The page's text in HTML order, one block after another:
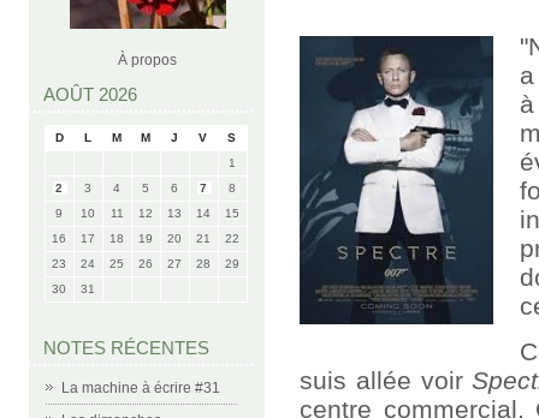
À propos
AOÛT 2026
D L M M J V
S
1
2
3 4 5 6 7
8
9
10 11 12 13 14
15
16
17 18 19 20 21
22
23
24 25 26 27 28
29
30
31
NOTES RÉCENTES
La machine à écrire #31
suis allée voir
centre